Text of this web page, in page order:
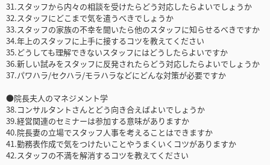
31.スタッフから内々の相談を受けたらどう対応したらよいでしょうか
32.スタッフにどこまで気を遣うべきでしょうか
33.スタッフの家族の不幸を聞いたら他のスタッフに知らせるべきですか
34.年上のスタッフに上手に接するコツを教えてください
35.どうしても理解できないスタッフにはどうしたらよいですか
36.新しい試みをスタッフに反発されたらどう対応したらよいでしょうか
37.パワハラ/セクハラ/モラハラなどにどんな対策が必要ですか
●院長夫人のマネジメント学
38.コンサルタントさんとどう向き合えばよいでしょうか
39.経営関連のセミナーは参加する意味がありますか
40.院長妻の立場でスタッフ人事を考えることはできますか
41.勤務表作成で気をつけたいことやうまくいくコツがありますか
42.スタッフの不満を解消するコツを教えてください